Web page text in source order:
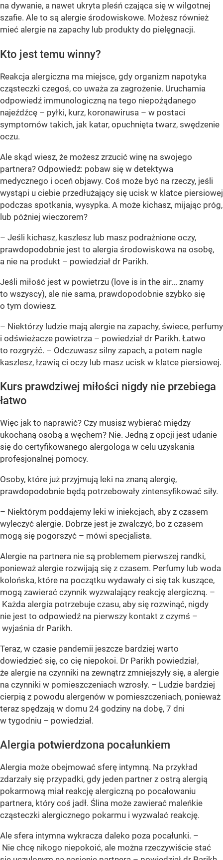
na dywanie, a nawet ukryta pleśń czająca się w wilgotnej
szafie. Ale to są alergie środowiskowe. Możesz również
mieć alergie na zapachy lub produkty do pielęgnacji.
Kto jest temu winny?
Reakcja alergiczna ma miejsce, gdy organizm napotyka
cząsteczki czegoś, co uważa za zagrożenie. Uruchamia
odpowiedź immunologiczną na tego niepożądanego
najeźdźcę – pyłki, kurz, koronawirusa – w postaci
symptomów takich, jak katar, opuchnięta twarz, swędzenie
oczu.
Ale skąd wiesz, że możesz zrzucić winę na swojego
partnera? Odpowiedź: pobaw się w detektywa
medycznego i oceń objawy. Coś może być na rzeczy, jeśli
wystąpi u ciebie przedłużający się ucisk w klatce piersiowej
podczas spotkania, wysypka. A może kichasz, mijając próg,
lub później wieczorem?
– Jeśli kichasz, kaszlesz lub masz podrażnione oczy,
prawdopodobnie jest to alergia środowiskowa na osobę,
a nie na produkt – powiedział dr Parikh.
Jeśli miłość jest w powietrzu (love is in the air... znamy
to wszyscy), ale nie sama, prawdopodobnie szybko się
o tym dowiesz.
– Niektórzy ludzie mają alergie na zapachy, świece, perfumy
i odświeżacze powietrza – powiedział dr Parikh. Łatwo
to rozgryźć. – Odczuwasz silny zapach, a potem nagle
kaszlesz, łzawią ci oczy lub masz ucisk w klatce piersiowej.
Kurs prawdziwej miłości nigdy nie przebiega
łatwo
Więc jak to naprawić? Czy musisz wybierać między
ukochaną osobą a węchem? Nie. Jedną z opcji jest udanie
się do certyfikowanego alergologa w celu uzyskania
profesjonalnej pomocy.
Osoby, które już przyjmują leki na znaną alergię,
prawdopodobnie będą potrzebowały zintensyfikować siły.
– Niektórym poddajemy leki w iniekcjach, aby z czasem
wyleczyć alergie. Dobrze jest je zwalczyć, bo z czasem
mogą się pogorszyć – mówi specjalista.
Alergie na partnera nie są problemem pierwszej randki,
ponieważ alergie rozwijają się z czasem. Perfumy lub woda
kolońska, które na początku wydawały ci się tak kuszące,
mogą zawierać czynnik wyzwalający reakcję alergiczną. –
Każda alergia potrzebuje czasu, aby się rozwinąć, nigdy
nie jest to odpowiedź na pierwszy kontakt z czymś –
wyjaśnia dr Parikh.
Teraz, w czasie pandemii jeszcze bardziej warto
dowiedzieć się, co cię niepokoi. Dr Parikh powiedział,
że alergie na czynniki na zewnątrz zmniejszyły się, a alergie
na czynniki w pomieszczeniach wzrosły. – Ludzie bardziej
cierpią z powodu alergenów w pomieszczeniach, ponieważ
teraz spędzają w domu 24 godziny na dobę, 7 dni
w tygodniu – powiedział.
Alergia potwierdzona pocałunkiem
Alergia może obejmować sferę intymną. Na przykład
zdarzały się przypadki, gdy jeden partner z ostrą alergią
pokarmową miał reakcję alergiczną po pocałowaniu
partnera, który coś jadł. Ślina może zawierać maleńkie
cząsteczki alergicznego pokarmu i wyzwalać reakcję.
Ale sfera intymna wykracza daleko poza pocałunki. –
Nie chcę nikogo niepokoić, ale można rzeczywiście stać